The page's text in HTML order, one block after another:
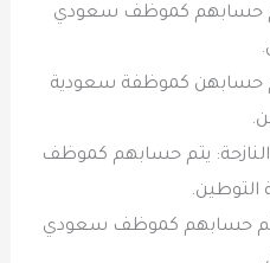
حسابهم كموظف سعودي
حسابهن كموظفة سعودية
يتم حسابهم كموظف
يتم حسابهم كموظف سعودي